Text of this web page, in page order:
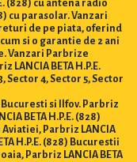
(828) cu antena radio
cu parasolar. Vanzari
de pe piata, oferind
si o garantie de 2 ani
Vanzari Parbrize
BETA H.P.E.
Sector 4, Sector 5, Sector
si Ilfov. Parbriz
BETA H.P.E. (828)
Aviatiei, Parbriz LANCIA
H.P.E. (828) Bucurestii
Parbriz LANCIA BETA